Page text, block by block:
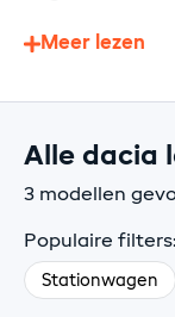
Meer lezen
Alle dacia
3 modellen
Populaire filters:
Stationwagen